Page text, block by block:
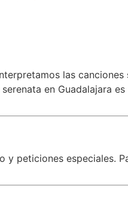
las
en Guadalajara
peticiones especiales.